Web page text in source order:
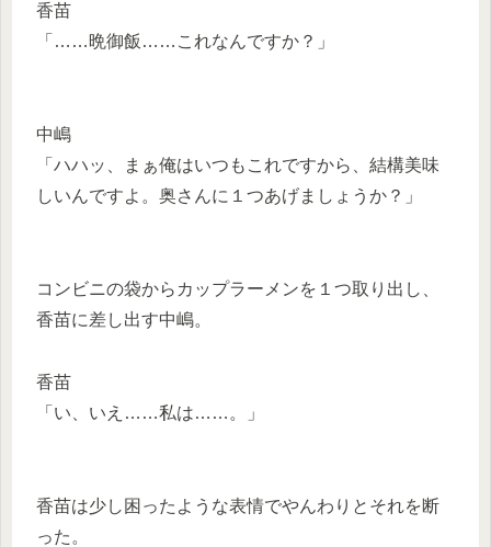
香苗
「……晩御飯……これなんですか？」
中嶋
「ハハッ、まぁ俺はいつもこれですから、結構美味
しいんですよ。奥さんに１つあげましょうか？」
コンビニの袋からカップラーメンを１つ取り出し、
香苗に差し出す中嶋。
香苗
「い、いえ……私は……。」
香苗は少し困ったような表情でやんわりとそれを断
った。